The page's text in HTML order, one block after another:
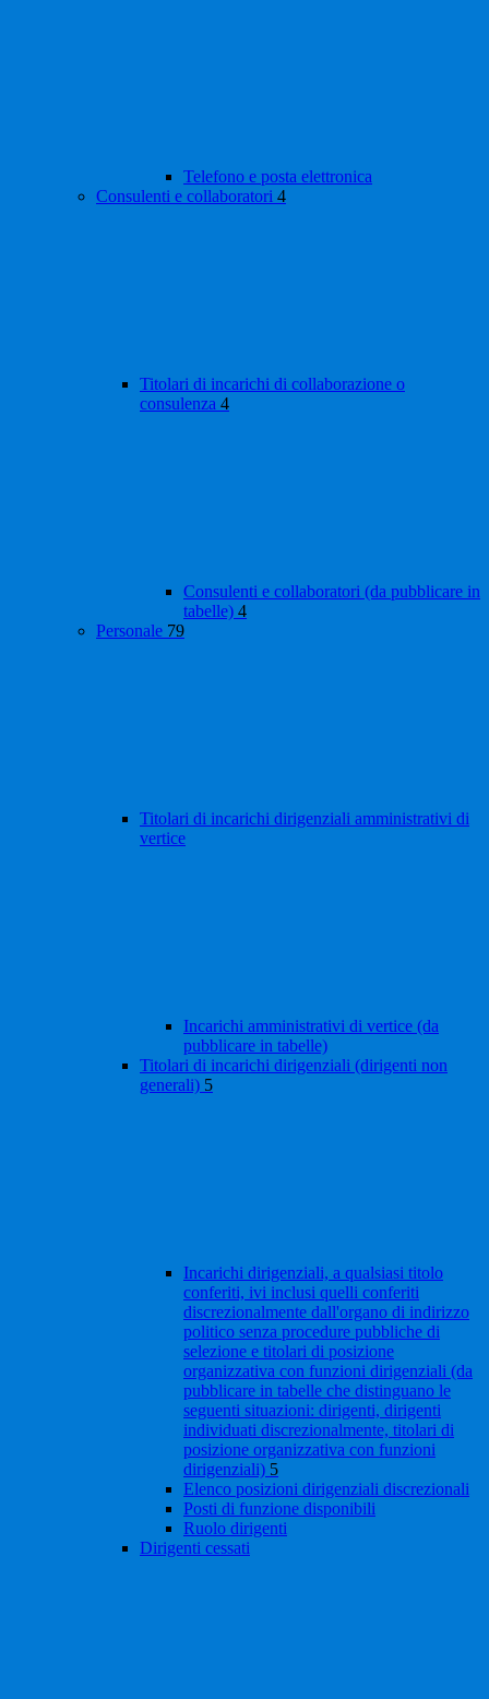
Telefono e posta elettronica
Consulenti e collaboratori 4
Titolari di incarichi di collaborazione o
consulenza 4
Consulenti e collaboratori (da pubblicare in
tabelle) 4
Personale 79
Titolari di incarichi dirigenziali amministrativi di
vertice
Incarichi amministrativi di vertice (da
pubblicare in tabelle)
Titolari di incarichi dirigenziali (dirigenti non
generali) 5
Incarichi dirigenziali, a qualsiasi titolo
conferiti, ivi inclusi quelli conferiti
discrezionalmente dall'organo di indirizzo
politico senza procedure pubbliche di
selezione e titolari di posizione
organizzativa con funzioni dirigenziali (da
pubblicare in tabelle che distinguano le
seguenti situazioni: dirigenti, dirigenti
individuati discrezionalmente, titolari di
posizione organizzativa con funzioni
dirigenziali) 5
Elenco posizioni dirigenziali discrezionali
Posti di funzione disponibili
Ruolo dirigenti
Dirigenti cessati